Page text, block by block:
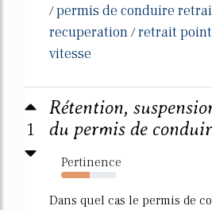
/permis de conduire
recuperation /retrait
vitesse
1
Rétention,
du permis de
Pertinence
52%
Dans quel cas le permis de